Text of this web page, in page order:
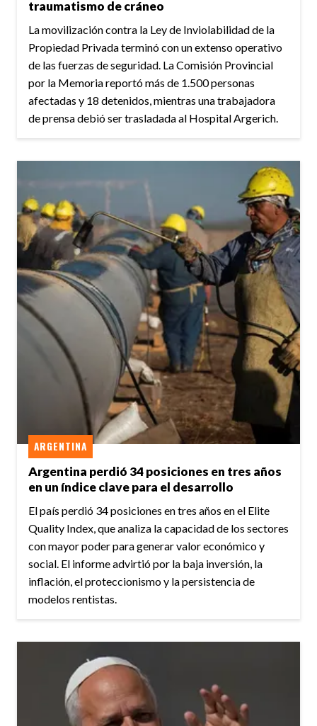
traumatismo de cráneo
La movilización contra la Ley de Inviolabilidad de la
Propiedad Privada terminó con un extenso operativo
de las fuerzas de seguridad. La Comisión Provincial
por la Memoria reportó más de 1.500 personas
afectadas y 18 detenidos, mientras una trabajadora
de prensa debió ser trasladada al Hospital Argerich.
Argentina perdió 34 posiciones en tres años
en un índice clave para el desarrollo
ARGENTINA
El país perdió 34 posiciones en tres años en el Elite
Quality Index, que analiza la capacidad de los sectores
con mayor poder para generar valor económico y
social. El informe advirtió por la baja inversión, la
inflación, el proteccionismo y la persistencia de
modelos rentistas.